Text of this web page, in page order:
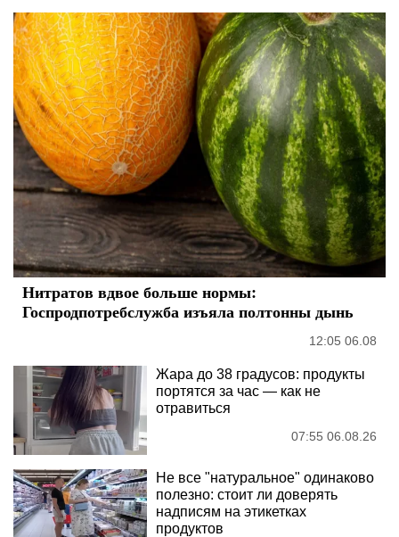
Нитратов вдвое больше нормы:
Госпродпотребслужба изъяла полтонны дынь
12:05 06.08
Жара до 38 градусов: продукты
портятся за час — как не
отравиться
07:55 06.08.26
Не все "натуральное" одинаково
полезно: стоит ли доверять
надписям на этикетках
продуктов